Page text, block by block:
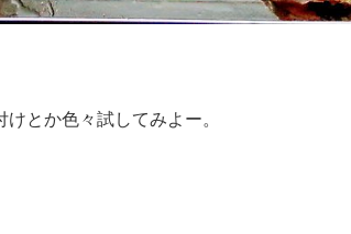
とか色々試してみよー。